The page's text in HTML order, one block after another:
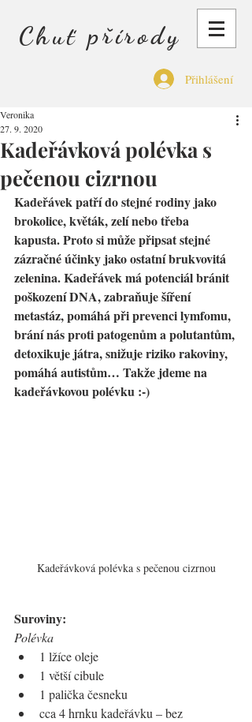
Chuť přírody
Přihlášení
Kadeřávková polévka s
pečenou cizrnou
Veronika
27. 9. 2020
Kadeřávek patří do stejné rodiny jako
brokolice, květák, zelí nebo třeba
kapusta. Proto si může připsat stejné
zázračné účinky jako ostatní brukvovitá
zelenina. Kadeřávek má potenciál bránit
poškození DNA, zabraňuje šíření
metastáz, pomáhá při prevenci lymfomu,
brání nás proti patogenům a polutantům,
detoxikuje játra, snižuje riziko rakoviny,
pomáhá autistům… Takže jdeme na
kadeřávkovou polévku :-)
Kadeřávková polévka s pečenou cizrnou
Suroviny:
Polévka
1 lžíce oleje
1 větší cibule
1 palička česneku
cca 4 hrnku kadeřávku – bez